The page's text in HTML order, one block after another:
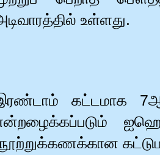
உள்ளது.
கட்டமாக
நூற்றுக்கணக்கான